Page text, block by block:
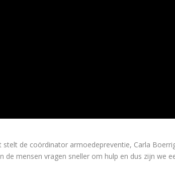
de coördinator armoedepreventie, Carla
mensen vragen sneller om hulp en dus zijn we